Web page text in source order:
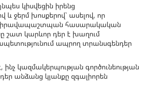
կիսվեցին իրենց
և ջերմ խոսքերով` ասելով, որ
իրավապաշտպան հասարակական
շատ կարևոր դեր է խաղում
ապրող տրանսգենդեր
կազմակերպության գործունեության
անձանց կյանքը զգալիորեն